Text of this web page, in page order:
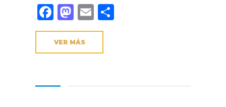
Facebook
Mastodon
Email
VER MÁS